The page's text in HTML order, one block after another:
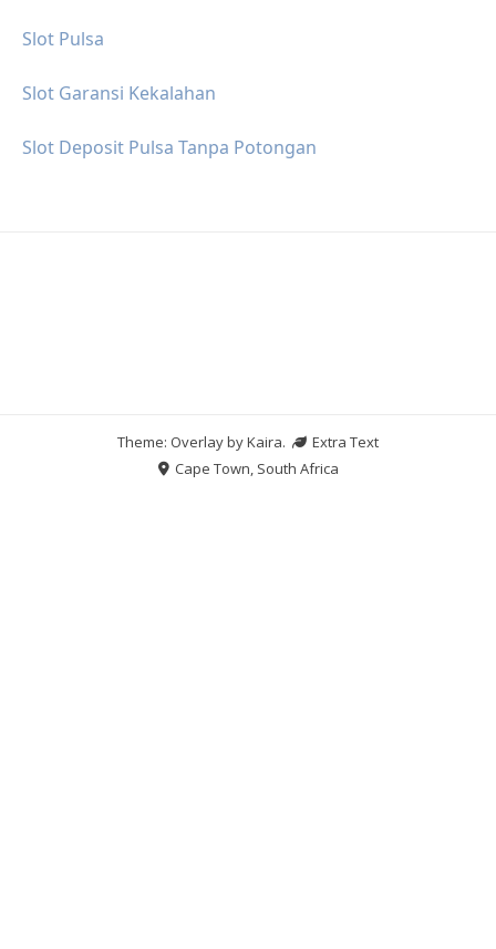
Slot Pulsa
Slot Garansi Kekalahan
Slot Deposit Pulsa Tanpa Potongan
Theme: Overlay byKaira.
Extra Text
Cape Town, South Africa